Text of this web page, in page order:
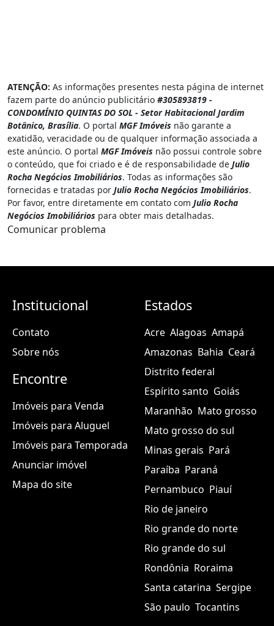
ATENÇÃO: As informações presentes nesta página de internet
fazem parte do anúncio publicitário #305893819 -
CONDOMÍNIO QUINTAS DO SOL - Setor Habitacional Jardim
Botânico, Brasília. O portal MGF Imóveis não garante a
exatidão, veracidade ou de qualquer informação associada a
este anúncio. O portal MGF Imóveis não possui controle sobre
o conteúdo, que foi criado e é de responsabilidade de Julio
Rocha Negócios Imobiliários. Todas as informações são
fornecidas e tratadas por Julio Rocha Negócios Imobiliários.
Por favor, entre diretamente em contato com Julio Rocha
Negócios Imobiliários para obter mais detalhadas.
Comunicar problema
Institucional
Contato
Sobre nós
Encontre
Imóveis para Venda
Imóveis para Aluguel
Imóveis para Temporada
Anunciar imóvel
Mapa do site
Estados
Acre Alagoas Amapá
Amazonas Bahia Ceará
Distrito federal
Espírito santo Goiás
Maranhão Mato grosso
Mato grosso do sul
Minas gerais Pará
Paraíba Paraná
Pernambuco Piauí
Rio de janeiro
Rio grande do norte
Rio grande do sul
Rondônia Roraima
Santa catarina Sergipe
São paulo Tocantins